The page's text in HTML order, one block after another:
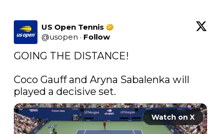
US Open Tennis
@usopen · Follow
GOING THE DISTANCE!
Coco Gauff and Aryna Sabalenka will
played a decisive set.
Watch on X